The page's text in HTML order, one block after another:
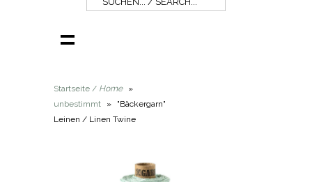
Startseite / Home
»
unbestimmt
»
"Bäckergarn"
Leinen / Linen Twine